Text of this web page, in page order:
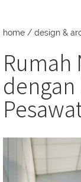
home / design &
Rumah
dengan